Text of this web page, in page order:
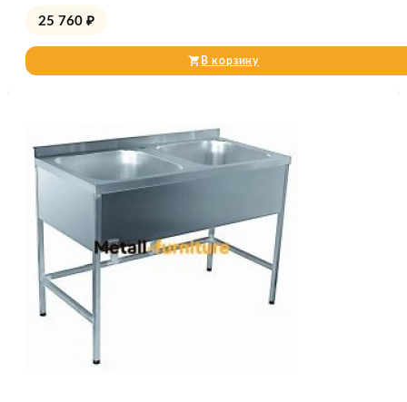
25 760 ₽
В корзину